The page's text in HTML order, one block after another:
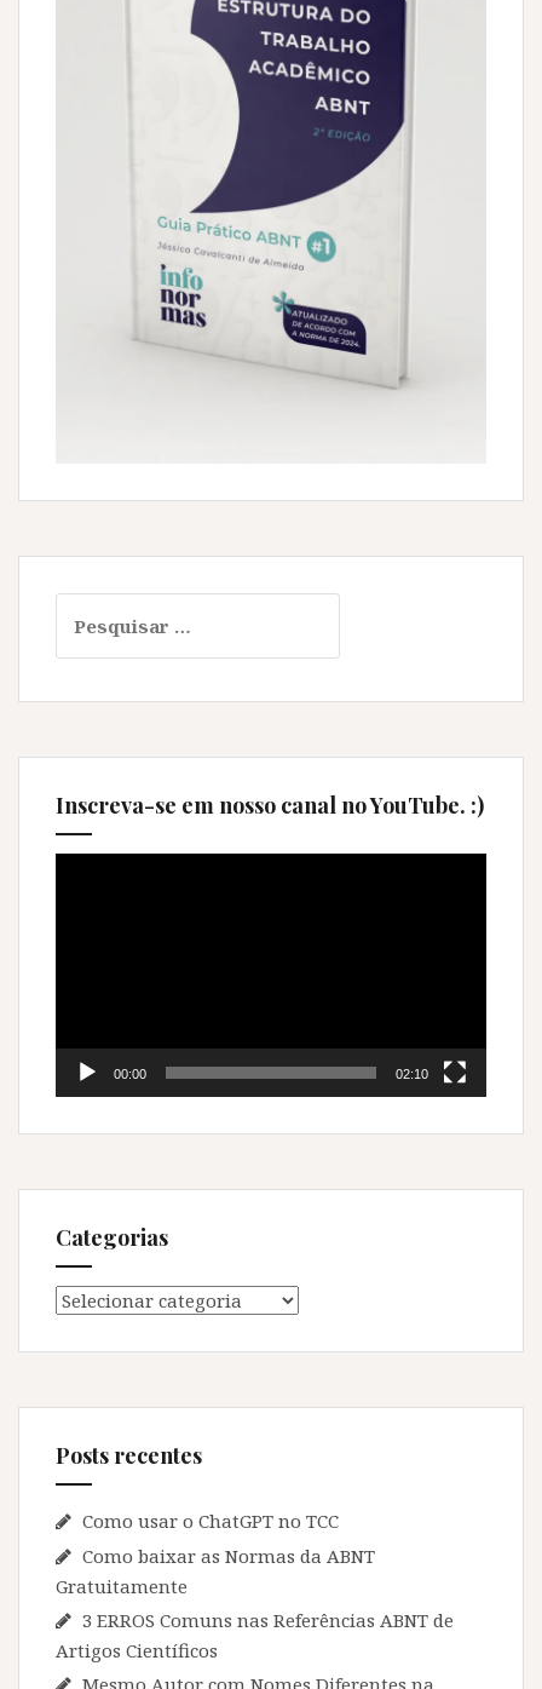
por:
Inscreva-se em nosso canal no YouTube. :)
00:00 02:10
Categorias
Categorias
Posts recentes
Como usar o ChatGPT no TCC
Como baixar as Normas da ABNT
Gratuitamente
3 ERROS Comuns nas Referências ABNT de
Artigos Científicos
Mesmo Autor com Nomes Diferentes na